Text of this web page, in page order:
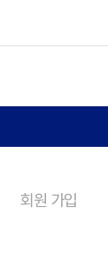
회원 가입